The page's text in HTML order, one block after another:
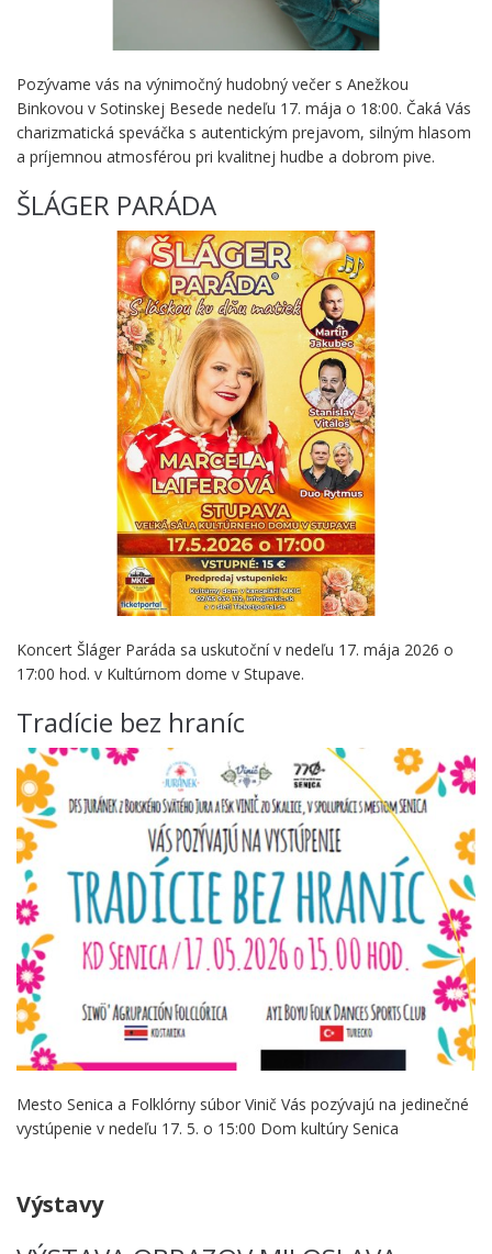
Pozývame vás na výnimočný hudobný večer s Anežkou
Binkovou v Sotinskej Besede nedeľu 17. mája o 18:00. Čaká Vás
charizmatická speváčka s autentickým prejavom, silným hlasom
a príjemnou atmosférou pri kvalitnej hudbe a dobrom pive.
ŠLÁGER PARÁDA
Koncert Šláger Paráda sa uskutoční v nedeľu 17. mája 2026 o
17:00 hod. v Kultúrnom dome v Stupave.
Tradície bez hraníc
Mesto Senica a Folklórny súbor Vinič Vás pozývajú na jedinečné
vystúpenie v nedeľu 17. 5. o 15:00 Dom kultúry Senica
Výstavy